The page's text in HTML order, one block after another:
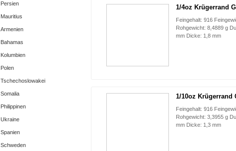
Persien
Mauritius
Armenien
Bahamas
Kolumbien
Polen
Tschechoslowakei
Somalia
Philippinen
Ukraine
Spanien
Schweden
1/4oz Krügerrand
Feingehalt: 916
Rohgewicht: 8,4889 g
mm Dicke: 1,8 mm
1/10oz Krügerrand
Feingehalt: 916
Rohgewicht: 3,3955 g
mm Dicke: 1,3 mm